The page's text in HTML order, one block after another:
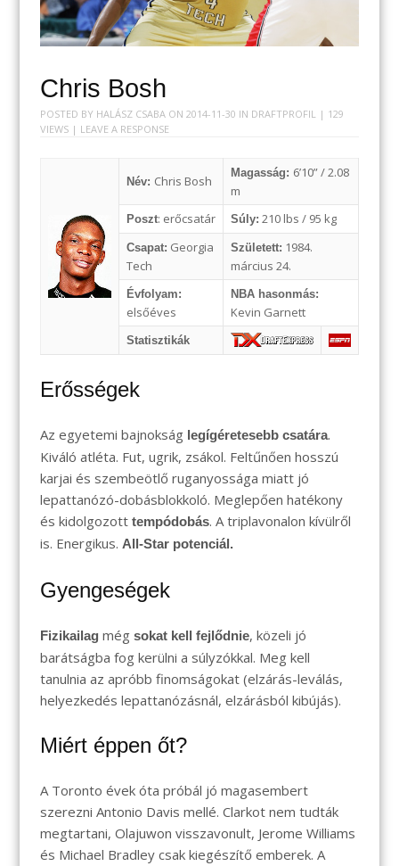
Chris Bosh
POSTED BY HALÁSZ CSABAON 2014-11-30 IN DRAFTPROFIL| 129
VIEWS | LEAVE A RESPONSE
Név: Chris Bosh
Magasság: 6’10” / 2.08
m
Poszt: erőcsatár Súly: 210 lbs / 95 kg
Csapat: Georgia
Tech
Született: 1984.
március 24.
Évfolyam:
elsőéves
NBA hasonmás:
Kevin Garnett
Statisztikák
Erősségek
Az egyetemi bajnokság legígéretesebb csatára.
Kiváló atléta. Fut, ugrik, zsákol. Feltűnően hosszú
karjai és szembeötlő ruganyossága miatt jó
lepattanózó-dobásblokkoló. Meglepően hatékony
és kidolgozott tempódobás. A triplavonalon kívülről
is. Energikus. All-Star potenciál.
Gyengeségek
Fizikailagmég sokat kell fejlődnie, közeli jó
barátságba fog kerülni a súlyzókkal. Meg kell
tanulnia az apróbb finomságokat (elzárás-leválás,
helyezkedés lepattanózásnál, elzárásból kibújás).
Miért éppen őt?
A Toronto évek óta próbál jó magasembert
szerezni Antonio Davis mellé. Clarkot nem tudták
megtartani, Olajuwon visszavonult, Jerome Williams
és Michael Bradley csak kiegészítő emberek. A